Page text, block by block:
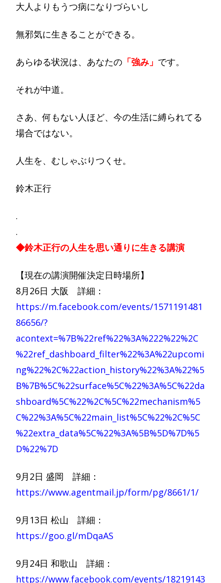
大人よりもうつ病になりづらいし
無邪気に生きることができる。
あらゆる状況は、あなたの 「強み」 です。
それが中道。
さあ、何もない人ほど、今の生活に縛られてる
場合ではない。
人生を、むしゃぶりつくせ。
鈴木正行
.
.
◆鈴木正行の人生を思い通りに生きる講演
【現在の講演開催決定日時場所】
8月26日 大阪 詳細：
https://m.facebook.com/events/1571191481
86656/?
acontext=%7B%22ref%22%3A%222%22%2C
%22ref_dashboard_filter%22%3A%22upcomi
ng%22%2C%22action_history%22%3A%22%5
B%7B%5C%22surface%5C%22%3A%5C%22da
shboard%5C%22%2C%5C%22mechanism%5
C%22%3A%5C%22main_list%5C%22%2C%5C
%22extra_data%5C%22%3A%5B%5D%7D%5
D%22%7D
9月2日 盛岡 詳細：
https://www.agentmail.jp/form/pg/8661/1/
9月13日 松山 詳細：
https://goo.gl/mDqaAS
9月24日 和歌山 詳細：
https://www.facebook.com/events/18219143